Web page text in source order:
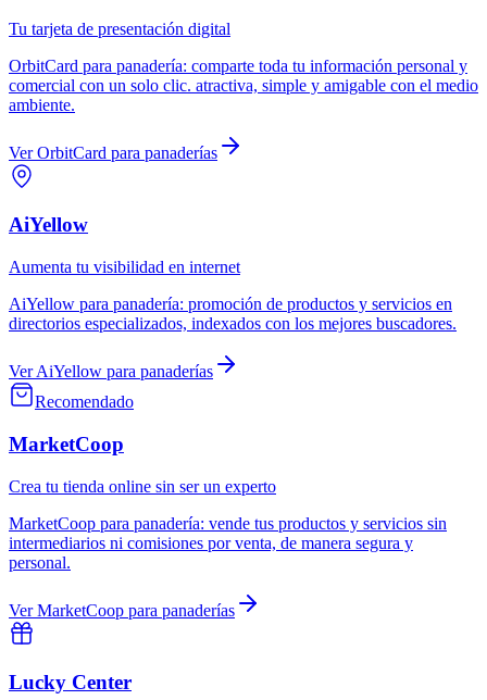
Tu tarjeta de presentación digital
OrbitCard para panadería: comparte toda tu información personal y
comercial con un solo clic. atractiva, simple y amigable con el medio
ambiente.
VerOrbitCard para panaderías
AiYellow
Aumenta tu visibilidad en internet
AiYellow para panadería: promoción de productos y servicios en
directorios especializados, indexados con los mejores buscadores.
VerAiYellow para panaderías
Recomendado
MarketCoop
Crea tu tienda online sin ser un experto
MarketCoop para panadería: vende tus productos y servicios sin
intermediarios ni comisiones por venta, de manera segura y
personal.
VerMarketCoop para panaderías
Lucky Center